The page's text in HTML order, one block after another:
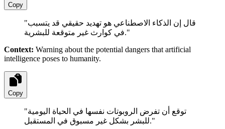
Copy
"قال إن الذكاء الاصطناعي هو تهديد حقيقي قد يتسبب
في كوارث غير متوقعة للبشرية."
Context: Warning about the potential dangers that artificial
intelligence poses to humanity.
Copy
"توقع أن تفرض الروبوتات نفسها في الحياة اليومية
للبشر بشكل غير مسبوق في المستقبل."